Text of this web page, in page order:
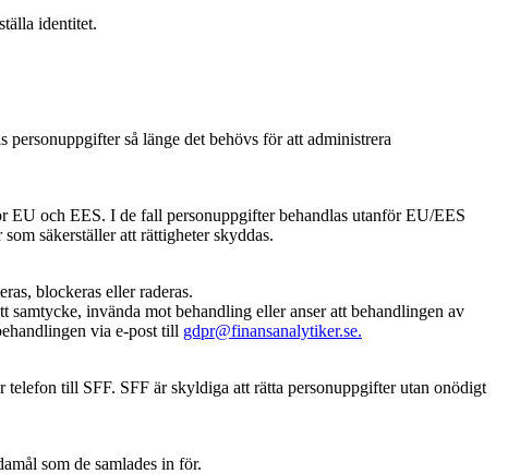
identitet.
personuppgifter så länge det behövs för att administrera
EU och EES. I de fall personuppgifter behandlas utanför EU/EES
säkerställer att rättigheter skyddas.
blockeras eller raderas.
invända mot behandling eller anser att behandlingen av
via e-post till gdpr@finansanalytiker.se.
telefon till SFF. SFF är skyldiga att rätta personuppgifter utan onödigt
som de samlades in för.